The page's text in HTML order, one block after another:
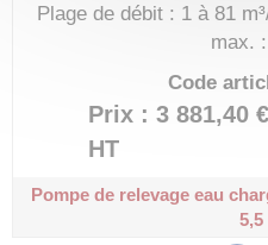
Plage de débit : 1 à 81
max.
Code
Prix : 3 881,40 €
HT
Pompe de relevage eau
5,5